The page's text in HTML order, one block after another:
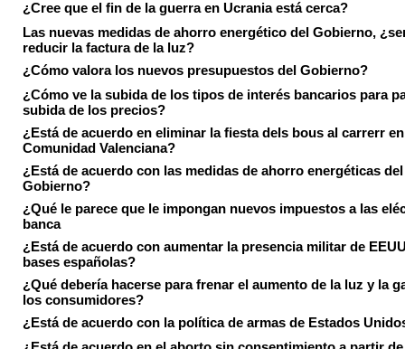
¿Cree que el fin de la guerra en Ucrania está cerca?
Las nuevas medidas de ahorro energético del Gobierno,
reducir la factura de la luz?
¿Cómo valora los nuevos presupuestos del Gobierno?
¿Cómo ve la subida de los tipos de interés bancarios para
subida de los precios?
¿Está de acuerdo en eliminar la fiesta dels bous al carrerr
Comunidad Valenciana?
¿Está de acuerdo con las medidas de ahorro energéticas del
Gobierno?
¿Qué le parece que le impongan nuevos impuestos a las
banca
¿Está de acuerdo con aumentar la presencia militar de
bases españolas?
¿Qué debería hacerse para frenar el aumento de la luz y la
los consumidores?
¿Está de acuerdo con la política de armas de Estados